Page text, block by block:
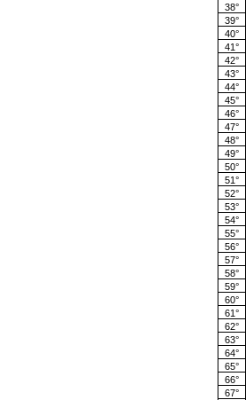
38°
39°
40°
41°
42°
43°
44°
45°
46°
47°
48°
49°
50°
51°
52°
53°
54°
55°
56°
57°
58°
59°
60°
61°
62°
63°
64°
65°
66°
67°